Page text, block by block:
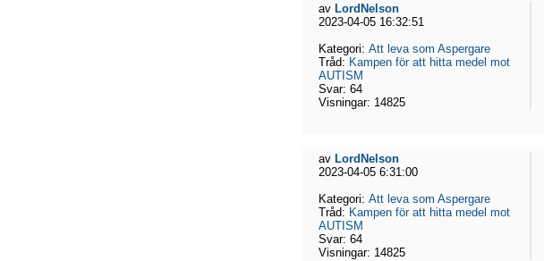
av LordNelson
2023-04-05 16:32:51
Kategori: Att leva som Aspergare
Tråd: Kampen för att hitta medel mot
AUTISM
Svar: 64
Visningar: 14825
av LordNelson
2023-04-05 6:31:00
Kategori: Att leva som Aspergare
Tråd: Kampen för att hitta medel mot
AUTISM
Svar: 64
Visningar: 14825